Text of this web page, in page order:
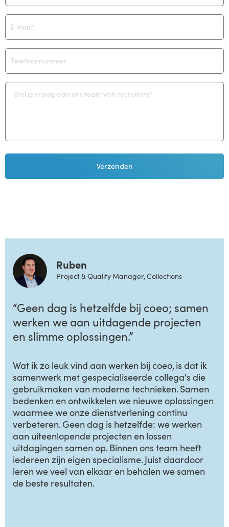
Ruben
Project & Quality Manager, Collections
“Geen dag is hetzelfde bij coeo; samen
werken we aan uitdagende projecten
en slimme oplossingen.”
Wat ik zo leuk vind aan werken bij coeo, is dat ik
samenwerk met gespecialiseerde collega's die
gebruikmaken van moderne technieken. Samen
bedenken en ontwikkelen we nieuwe oplossingen
waarmee we onze dienstverlening continu
verbeteren. Geen dag is hetzelfde: we werken
aan uiteenlopende projecten en lossen
uitdagingen samen op. Binnen ons team heeft
iedereen zijn eigen specialisme. Juist daardoor
leren we veel van elkaar en behalen we samen
de beste resultaten.